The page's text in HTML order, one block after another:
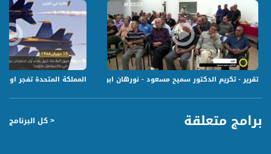
المملكة المتحدة تفجر اول قنبلةتقرير - تكريم الدكتور سميح مسعود - نورهان ابو ربيع - صباحنا غير- 9.11.2017 - قناة مساواة
برامج متعلقة < كل البرنامج